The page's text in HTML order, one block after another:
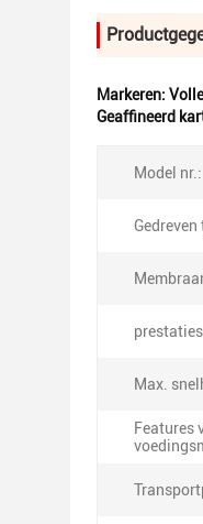
Markeren:
Geaffineerd
Model nr.:
Gedreven
Max.
Features